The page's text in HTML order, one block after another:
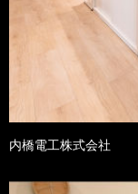
内橋電工株式会社